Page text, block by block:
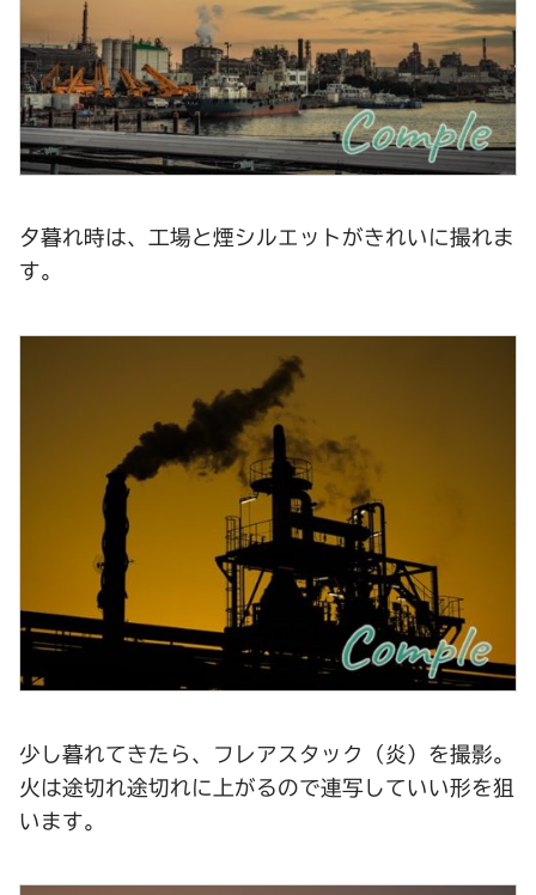
夕暮れ時は、工場と煙シルエットがきれいに撮れま
す。
少し暮れてきたら、フレアスタック（炎）を撮影。
火は途切れ途切れに上がるので連写していい形を狙
います。